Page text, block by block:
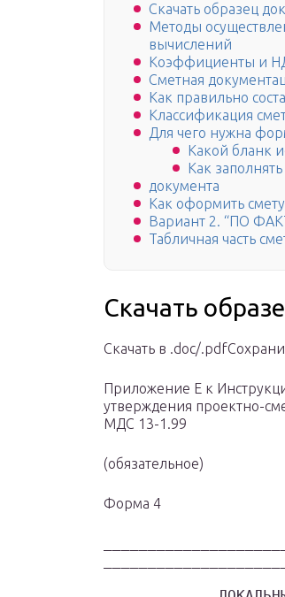
Скачать образец
Методы
вычислений
Коэффициенты и
Сметная
Как правильно
Классификация
Для чего нужна
Какой бланк
Как заполнять
документа
Как оформить смету
Вариант 2. “ПО
Табличная часть
Скачать
Скачать в .doc/
Приложение Е к
утверждения проектно-
МДС 13-1.99
(обязательное)
Форма 4